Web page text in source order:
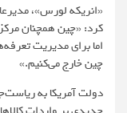
«انریکه لورس»،
کرد: «چین همچنان
اما برای مدیریت
چین خارج می‌کنیم.»